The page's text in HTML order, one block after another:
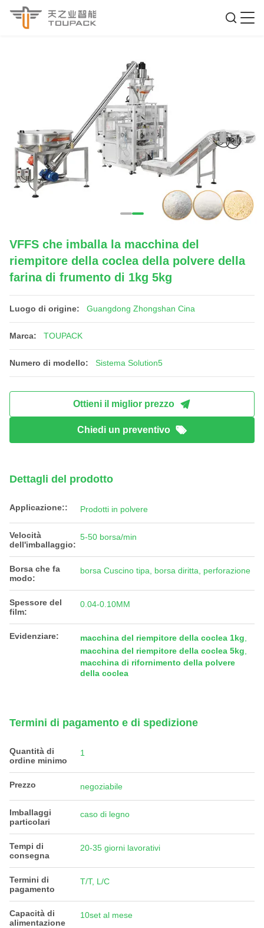
VFFS che imballa la macchina del
riempitore della coclea della polvere della
farina di frumento di 1kg 5kg
Luogo di origine: Guangdong Zhongshan Cina
Marca: TOUPACK
Numero di modello: Sistema Solution5
Ottieni il miglior prezzo
Chiedi un preventivo
Dettagli del prodotto
Applicazione:: Prodotti in polvere
Velocità
dell'imballaggio:
5-50 borsa/min
Borsa che fa
modo:
borsa Cuscino tipa, borsa diritta, perforazione
Spessore del
film:
0.04-0.10MM
Evidenziare: macchina del riempitore della coclea 1kg
macchina del riempitore della coclea 5kg
macchina di rifornimento della polvere
della coclea
Termini di pagamento e di spedizione
Quantità di
ordine minimo
1
Prezzo negoziabile
Imballaggi
particolari
caso di legno
Tempi di
consegna
20-35 giorni lavorativi
Termini di
pagamento
T/T, L/C
Capacità di
alimentazione
10set al mese